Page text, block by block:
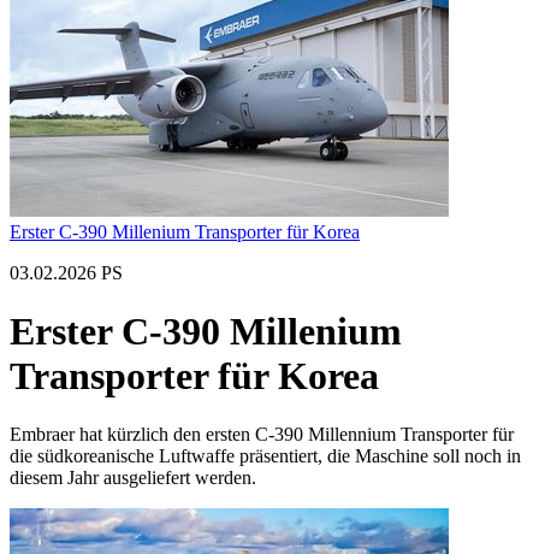
Erster C-390 Millenium Transporter für Korea
03.02.2026 PS
Erster C-390 Millenium
Transporter für Korea
Embraer hat kürzlich den ersten C-390 Millennium Transporter für
die südkoreanische Luftwaffe präsentiert, die Maschine soll noch in
diesem Jahr ausgeliefert werden.